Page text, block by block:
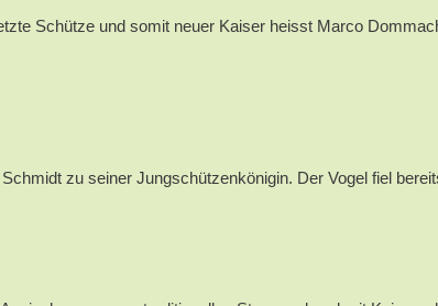
Schütze und somit neuer Kaiser heisst Marco
zu seiner Jungschützenkönigin. Der Vogel fiel